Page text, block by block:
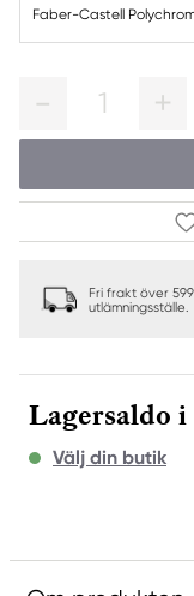
Faber-Castell
1
Fri frakt över
utlämningsställe.
Lagersaldo
Välj din butik